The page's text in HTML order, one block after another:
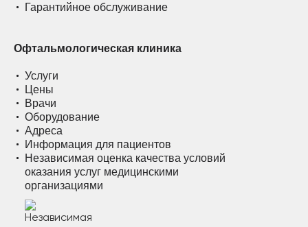
Гарантийное обслуживание
Офтальмологическая клиника
Услуги
Цены
Врачи
Оборудование
Адреса
Информация для пациентов
Независимая оценка качества условий
оказания услуг медицинскими
организациями